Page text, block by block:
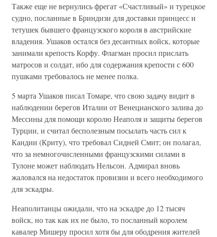
Также еще не вернулись фрегат «Счастливый» и турецкое
судно, посланные в Бриндизи для доставки принцесс и
тетушек бывшего французского короля в австрийские
владения. Ушаков остался без десантных войск, которые
занимали крепость Корфу. Флагман просил прислать
матросов и солдат, ибо для содержания крепости с 600
пушками требовалось не менее полка.
5 марта Ушаков писал Томаре, что свою задачу видит в
наблюдении берегов Италии от Венецианского залива до
Мессины для помощи королю Неаполя и защиты берегов
Турции, и считал бесполезным посылать часть сил к
Кандии (Криту), что требовал Сидней Смит; он полагал,
что за немногочисленными французскими силами в
Тулоне может наблюдать Нельсон. Адмирал вновь
жаловался на недостаток провизии и всего необходимого
для эскадры.
Неаполитанцы ожидали, что на эскадре до 12 тысяч
войск, но так как их не было, то посланный королем
кавалер Мишеру просил хотя бы для ободрения жителей